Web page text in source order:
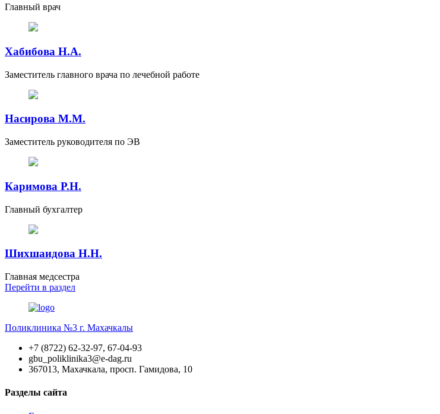
Главный врач
Хабибова Н.А.
Заместитель главного врача по лечебной работе
Насирова М.М.
Заместитель руководителя по ЭВ
Каримова Р.Н.
Главный бухгалтер
Шихшаидова Н.Н.
Главная медсестра
Перейти в раздел
Поликлиника №3 г. Махачкалы
+7 (8722) 62-32-97, 67-04-93
gbu_poliklinika3@e-dag.ru
367013, Махачкала, просп. Гамидова, 10
Разделы сайта